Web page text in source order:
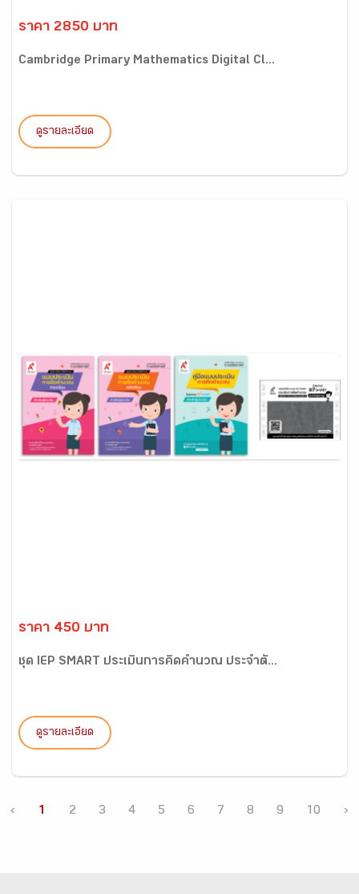
ราคา 2850 บาท
Cambridge Primary Mathematics Digital Cl...
ดูรายละเอียด
ราคา 450 บาท
ชุด IEP SMART ประเมินการคิดคำนวณ ประจำตั...
ดูรายละเอียด
‹ 1 2 3 4 5 6 7 8 9 10 ›